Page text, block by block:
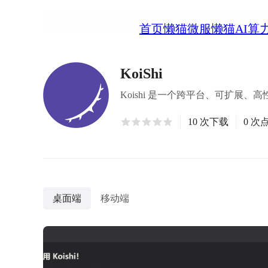
首页懒猫微服懒猫AI算
KoiShi
Koishi 是一个跨平台、可扩展、高
10 次下载 0 次
桌面端 移动端